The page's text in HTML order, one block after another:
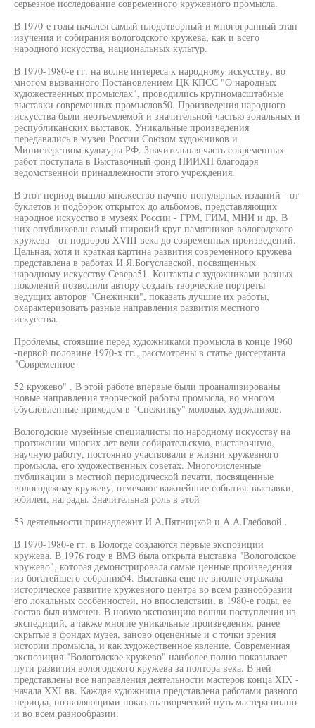
серьезное исследование современного кружевного промысла.
В 1970-е годы начался самый плодотворный и многогранный этап
изучения и собирания вологодского кружева, как и всего
народного искусства, национальных культур.
В 1970-1980-е гг. на волне интереса к народному искусству, во
многом вызванного Постановлением ЦК КПСС "О народных
художественных промыслах", проводились крупномасштабные
выставки современных промыслов50. Произведения народного
искусства были неотъемлемой и значительной частью зональных и
республиканских выставок. Уникальные произведения
передавались в музеи России Союзом художников и
Министерством культуры РФ. Значительная часть современных
работ поступала в Выставочный фонд НИИХП благодаря
ведомственной принадлежности этого учреждения.
В этот период вышло множество научно-популярных изданий - от
буклетов и подборок открыток до альбомов, представляющих
народное искусство в музеях России - ГРМ, ГИМ, МНИ и др. В
них опубликован самый широкий круг памятников вологодского
кружева - от подзоров XVIII века до современных произведений.
Цельная, хотя и краткая картина развития современного кружева
представлена в работах И.Я.Богуславской, посвященных
народному искусству Севера51. Контакты с художниками разных
поколений позволили автору создать творческие портреты
ведущих авторов "Снежинки", показать лучшие их работы,
охарактеризовать разные направления развития местного
искусства.
Проблемы, стоявшие перед художниками промысла в конце 1960
-первой половине 1970-х гг., рассмотрены в статье диссертанта
"Современное
52 кружево" . В этой работе впервые были проанализированы
новые направления творческой работы промысла, во многом
обусловленные приходом в "Снежинку" молодых художников.
Вологодские музейные специалисты по народному искусству на
протяжении многих лет вели собирательскую, выставочную,
научную работу, постоянно участвовали в жизни кружевного
промысла, его художественных советах. Многочисленные
публикации в местной периодической печати, посвященные
вологодскому кружеву, отмечают важнейшие события: выставки,
юбилеи, награды. Значительная роль в этой
53 деятельности принадлежит И.А.Пятницкой и А.А.Глебовой .
В 1970-1980-е гг. в Вологде создаются первые экспозиции
кружева. В 1976 году в ВМЗ была открыта выставка "Вологодское
кружево", которая демонстрировала самые ценные произведения
из богатейшего собрания54. Выставка еще не вполне отражала
историческое развитие кружевного центра во всем разнообразии
его локальных особенностей, но впоследствии, в 1980-е годы, ее
состав был изменен. В новую экспозицию вошли поступления из
экспедиций, а также многие уникальные произведения, ранее
скрытые в фондах музея, заново оцененные и с точки зрения
истории промысла, и как художественное явление. Современная
экспозиция "Вологодское кружево" наиболее полно показывает
пути развития вологодского кружева за полтора века. В ней
представлены все направления деятельности мастеров конца XIX -
начала XXI вв. Каждая художница представлена работами разного
периода, позволяющими показать творческий путь мастера полно
и во всем разнообразии.